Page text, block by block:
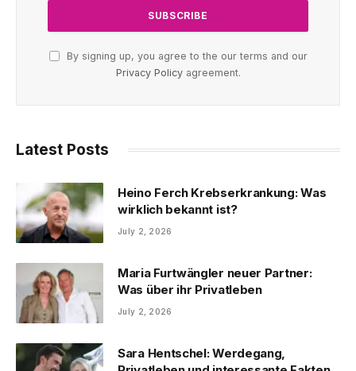
By signing up, you agree to the our terms and our
Privacy Policyagreement.
Latest Posts
Heino Ferch Krebserkrankung: Was
wirklich bekannt ist?
July 2, 2026
Maria Furtwängler neuer Partner:
Was über ihr Privatleben
July 2, 2026
Sara Hentschel: Werdegang,